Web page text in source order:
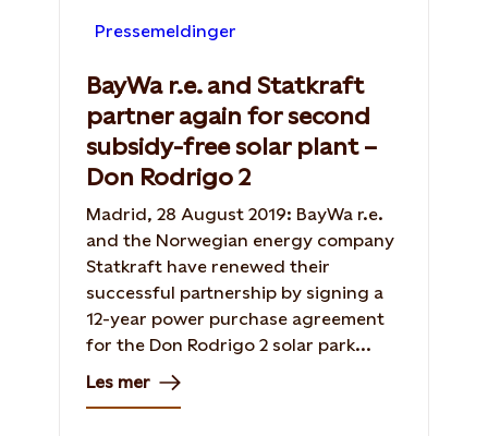
Pressemeldinger
BayWa r.e. and Statkraft
partner again for second
subsidy-free solar plant –
Don Rodrigo 2
Madrid, 28 August 2019: BayWa r.e.
and the Norwegian energy company
Statkraft have renewed their
successful partnership by signing a
12-year power purchase agreement
for the Don Rodrigo 2 solar park...
Les mer